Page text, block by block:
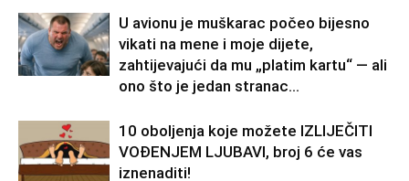
U avionu je muškarac počeo bijesno
vikati na mene i moje dijete,
zahtijevajući da mu „platim kartu“ — ali
ono što je jedan stranac...
10 oboljenja koje možete IZLIJEČITI
VOĐENJEM LJUBAVI, broj 6 će vas
iznenaditi!